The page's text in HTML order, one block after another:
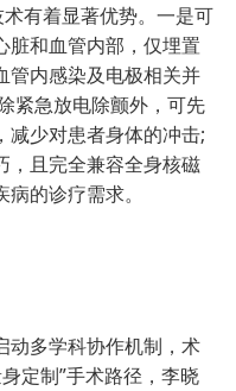
有着显著优势。一是可
脏和血管内部，仅埋置
管内感染及电极相关并
紧急放电除颤外，可先
减少对患者身体的冲击;
，且完全兼容全身核磁
的诊疗需求。
多学科协作机制，术
定制”手术路径，李晓